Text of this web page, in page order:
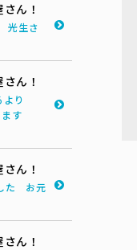
ん！
光生さ
ん！
り
す
ん！
た お元
ん！